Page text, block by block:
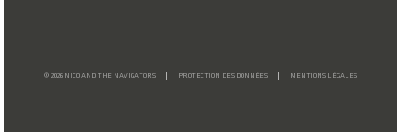
© 2026 NICO AND THE NAVIGATORS PROTECTION DES DONNÉES MENTIONS LÉGALES